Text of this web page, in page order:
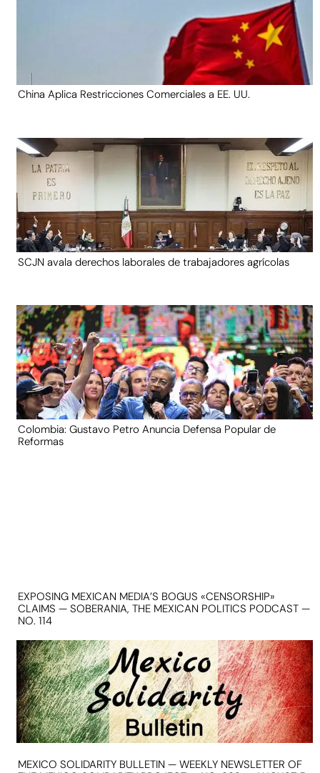
China Aplica Restricciones Comerciales a EE. UU.
SCJN avala derechos laborales de trabajadores agrícolas
Colombia: Gustavo Petro Anuncia Defensa Popular de
Reformas
EXPOSING MEXICAN MEDIA’S BOGUS «CENSORSHIP»
CLAIMS — SOBERANIA, THE MEXICAN POLITICS PODCAST —
NO. 114
MEXICO SOLIDARITY BULLETIN — WEEKLY NEWSLETTER OF